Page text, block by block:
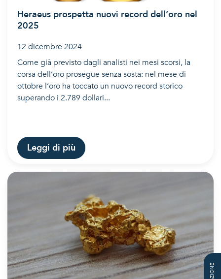
Heraeus prospetta nuovi record dell’oro nel
2025
12 dicembre 2024
Come già previsto dagli analisti nei mesi scorsi, la
corsa dell’oro prosegue senza sosta: nel mese di
ottobre l’oro ha toccato un nuovo record storico
superando i 2.789 dollari...
Leggi di più